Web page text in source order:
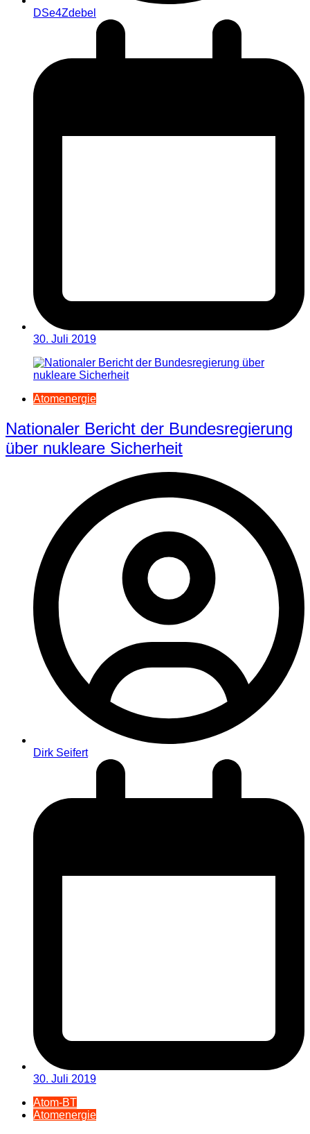
DSe4Zdebel
30. Juli 2019
Atomenergie
Nationaler Bericht der Bundesregierung
über nukleare Sicherheit
Dirk Seifert
30. Juli 2019
Atom-BT
Atomenergie